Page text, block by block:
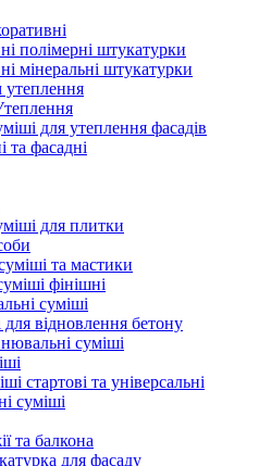
полімерні штукатурки
мінеральні штукатурки
утеплення
для утеплення фасадів
та фасадні
для плитки
та мастики
фінішні
суміші
відновлення бетону
суміші
стартові та універсальні
суміші
та балкона
для фасаду